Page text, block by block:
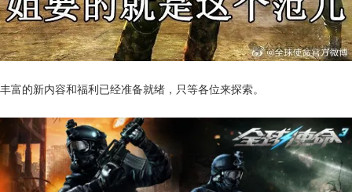
丰富的新内容和福利已经准备就绪，只等各位来探索。